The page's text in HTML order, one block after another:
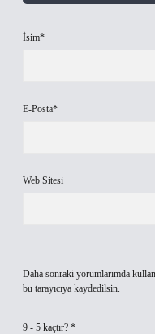
İsim*
E-Posta*
Web Sitesi
Daha sonraki yorumlarımda
bu tarayıcıya kaydedilsin.
9 - 5 kaçtır? *